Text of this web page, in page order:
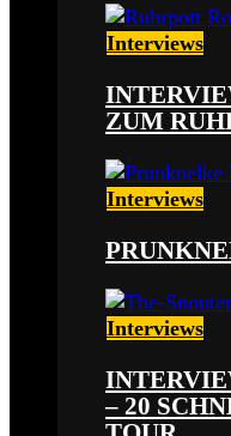
Interviews
ZUM
Interviews
Interviews
– 20